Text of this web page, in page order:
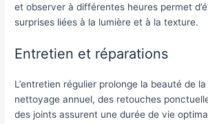
et observer à différentes heures permet
surprises liées à la lumière et à la texture.
Entretien et réparations
L’entretien régulier prolonge la beauté de
nettoyage annuel, des retouches
des joints assurent une durée de vie